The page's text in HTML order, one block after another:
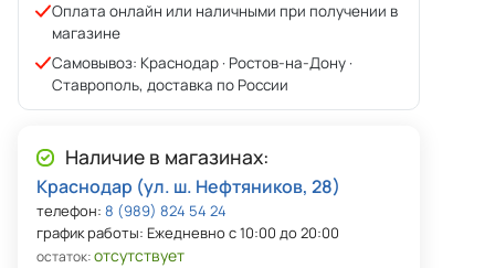
Оплата онлайн или наличными при получении в
магазине
Самовывоз: Краснодар · Ростов-на-Дону ·
Ставрополь, доставка по России
Наличие в магазинах:
Краснодар (ул. ш. Нефтяников, 28)
телефон: 8 (989) 824 54 24
график работы: Ежедневно с 10:00 до 20:00
остаток:отсутствует